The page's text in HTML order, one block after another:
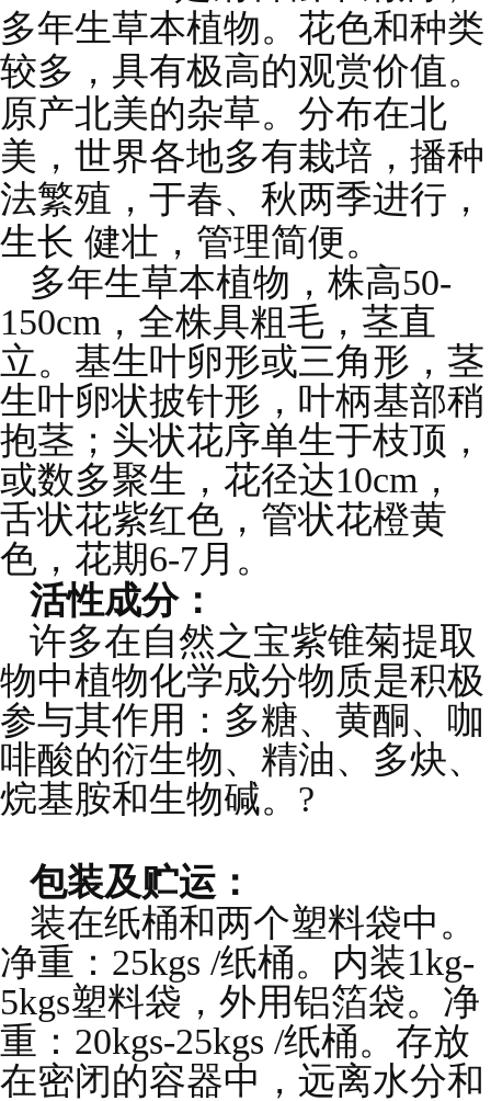
多年生草本植物。花色和种类
较多，具有极高的观赏价值。
原产北美的杂草。分布在北
美，世界各地多有栽培，播种
法繁殖，于春、秋两季进行，
生长 健壮，管理简便。
多年生草本植物，株高50-
150cm，全株具粗毛，茎直
立。基生叶卵形或三角形，茎
生叶卵状披针形，叶柄基部稍
抱茎；头状花序单生于枝顶，
或数多聚生，花径达10cm，
舌状花紫红色，管状花橙黄
色，花期6-7月。
活性成分：
许多在自然之宝紫锥菊提取
物中植物化学成分物质是积极
参与其作用：多糖、黄酮、咖
啡酸的衍生物、精油、多炔、
烷基胺和生物碱。?
包装及贮运：
装在纸桶和两个塑料袋中。
净重：25kgs /纸桶。内装1kg-
5kgs塑料袋，外用铝箔袋。净
重：20kgs-25kgs /纸桶。存放
在密闭的容器中，远离水分和